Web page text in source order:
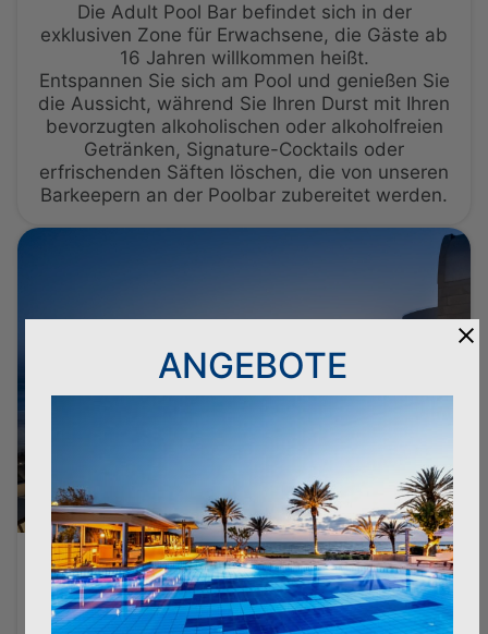
Die Adult Pool Bar befindet sich in der
exklusiven Zone für Erwachsene, die Gäste ab
16 Jahren willkommen heißt.
Entspannen Sie sich am Pool und genießen Sie
die Aussicht, während Sie Ihren Durst mit Ihren
bevorzugten alkoholischen oder alkoholfreien
Getränken, Signature-Cocktails oder
erfrischenden Säften löschen, die von unseren
Barkeepern an der Poolbar zubereitet werden.
St. Andrew's Rooftop Bar
(Elite Class - Adults Only)
ANGEBOTE